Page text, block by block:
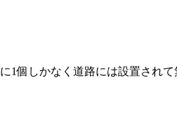
個しかなく道路には設置されて